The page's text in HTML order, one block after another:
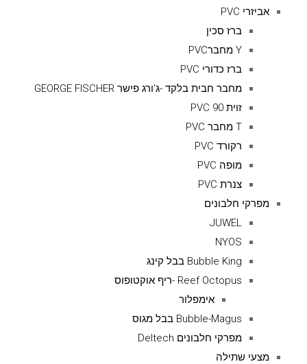
אביזרי PVC
ברז סכין
Y מחברPVC
ברז כדורי PVC
מחבר חבית בלקד -ג'ורג פישר GEORGE FISCHER
זוית 90 PVC
T מחבר PVC
רקורד PVC
מופה PVC
צנרת PVC
מפרקי חלבונים
JUWEL
NYOS
Bubble King בבל קינג
Reef Octopus -ריף אוקטופוס
אימפלור
Bubble-Magus בבל מגוס
מפרקי חלבונים Deltech
מצעי שתילה